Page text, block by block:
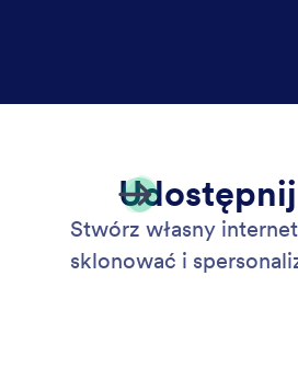
Stwórz własny
sklonować i